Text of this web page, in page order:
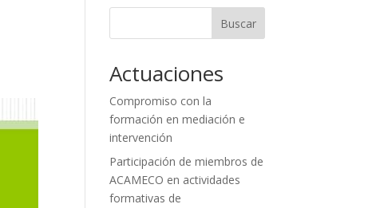
Buscar
Actuaciones
Compromiso con la
formación en mediación e
intervención
Participación de miembros de
ACAMECO en actividades
formativas de